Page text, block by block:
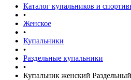
Каталог купальников и
•
Женское
•
Купальники
•
Раздельные купальники
•
Купальник женский